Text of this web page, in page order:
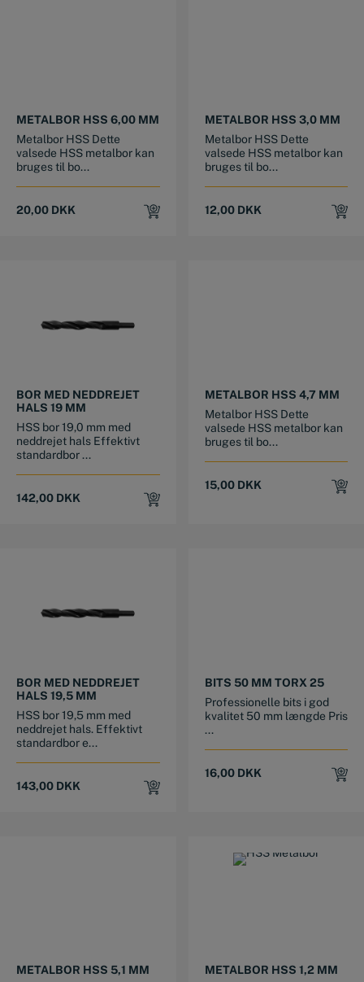
METALBOR HSS 6,00 MM
Metalbor HSS Dette
valsede HSS metalbor kan
bruges til bo...
20,00 DKK
METALBOR HSS 3,0 MM
Metalbor HSS Dette
valsede HSS metalbor kan
bruges til bo...
12,00 DKK
BOR MED NEDDREJET
HALS 19 MM
HSS bor 19,0 mm med
neddrejet hals Effektivt
standardbor ...
142,00 DKK
METALBOR HSS 4,7 MM
Metalbor HSS Dette
valsede HSS metalbor kan
bruges til bo...
15,00 DKK
BOR MED NEDDREJET
HALS 19,5 MM
HSS bor 19,5 mm med
neddrejet hals. Effektivt
standardbor e...
143,00 DKK
BITS 50 MM TORX 25
Professionelle bits i god
kvalitet 50 mm længde Pris
...
16,00 DKK
METALBOR HSS 5,1 MM
METALBOR HSS 1,2 MM